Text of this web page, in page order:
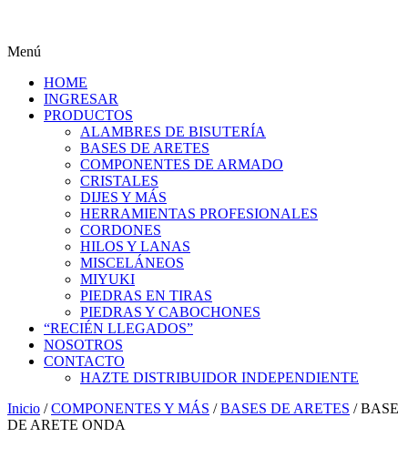
Menú
HOME
INGRESAR
PRODUCTOS
ALAMBRES DE BISUTERÍA
BASES DE ARETES
COMPONENTES DE ARMADO
CRISTALES
DIJES Y MÁS
HERRAMIENTAS PROFESIONALES
CORDONES
HILOS Y LANAS
MISCELÁNEOS
MIYUKI
PIEDRAS EN TIRAS
PIEDRAS Y CABOCHONES
“RECIÉN LLEGADOS”
NOSOTROS
CONTACTO
HAZTE DISTRIBUIDOR INDEPENDIENTE
Inicio /COMPONENTES Y MÁS /BASES DE ARETES / BASE
DE ARETE ONDA